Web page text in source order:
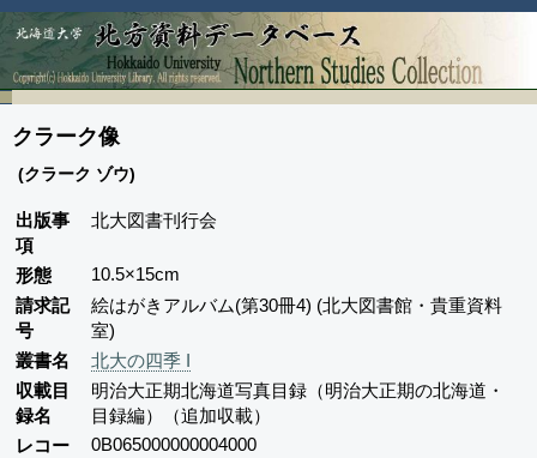
クラーク像
(クラーク ゾウ)
出版事
項
北大図書刊行会
形態
10.5×15cm
請求記
号
絵はがきアルバム(第30冊4) (北大図書館・貴重資料
室)
叢書名
北大の四季 I
収載目
録名
明治大正期北海道写真目録（明治大正期の北海道・
目録編）（追加収載）
レコー
0B065000000004000